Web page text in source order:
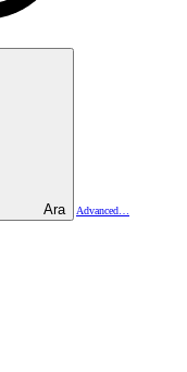
Ara
Advanced…